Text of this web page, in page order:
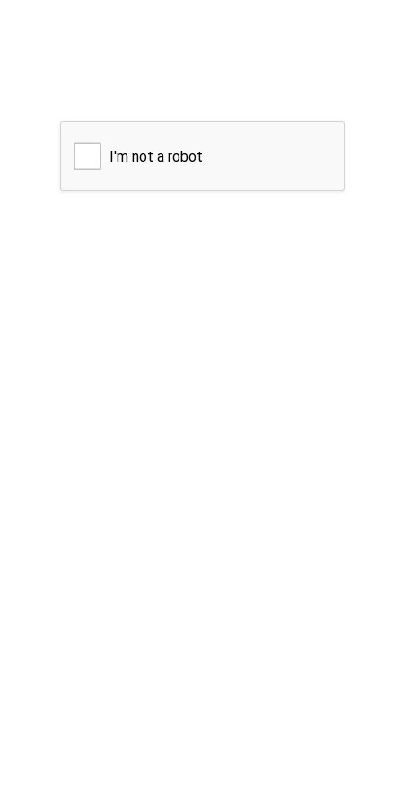
I'm not a robot